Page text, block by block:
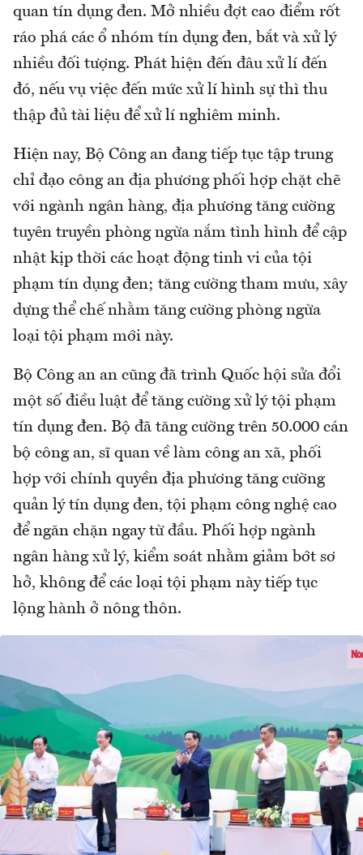
quan tín dụng đen. Mở nhiều đợt cao điểm rốt
ráo phá các ổ nhóm tín dụng đen, bắt và xử lý
nhiều đối tượng. Phát hiện đến đâu xử lí đến
đó, nếu vụ việc đến mức xử lí hình sự thì thu
thập đủ tài liệu để xử lí nghiêm minh.
Hiện nay, Bộ Công an đang tiếp tục tập trung
chỉ đạo công an địa phương phối hợp chặt chẽ
với ngành ngân hàng, địa phương tăng cường
tuyên truyền phòng ngừa nắm tình hình để cập
nhật kịp thời các hoạt động tinh vi của tội
phạm tín dụng đen; tăng cường tham mưu, xây
dựng thể chế nhằm tăng cường phòng ngừa
loại tội phạm mới này.
Bộ Công an an cũng đã trình Quốc hội sửa đổi
một số điều luật để tăng cường xử lý tội phạm
tín dụng đen. Bộ đã tăng cường trên 50.000 cán
bộ công an, sĩ quan về làm công an xã, phối
hợp với chính quyền địa phương tăng cường
quản lý tín dụng đen, tội phạm công nghệ cao
để ngăn chặn ngay từ đầu. Phối hợp ngành
ngân hàng xử lý, kiểm soát nhằm giảm bớt sơ
hở, không để các loại tội phạm này tiếp tục
lộng hành ở nông thôn.